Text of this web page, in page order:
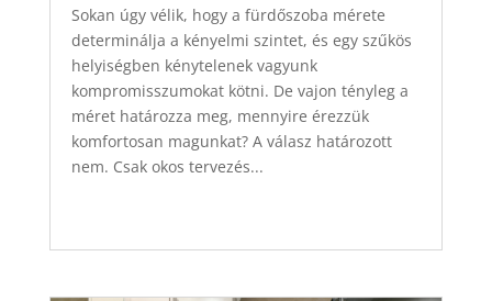
Sokan úgy vélik, hogy a fürdőszoba mérete
determinálja a kényelmi szintet, és egy szűkös
helyiségben kénytelenek vagyunk
kompromisszumokat kötni. De vajon tényleg a
méret határozza meg, mennyire érezzük
komfortosan magunkat? A válasz határozott
nem. Csak okos tervezés...